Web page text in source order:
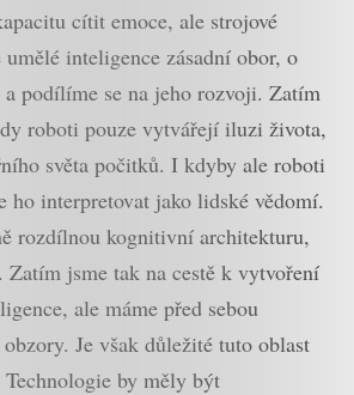
cítit emoce, ale strojové
inteligence zásadní obor, o
podílíme se na jeho rozvoji. Zatím
roboti pouze vytvářejí iluzi života,
světa počitků. I kdyby ale roboti
ho interpretovat jako lidské vědomí.
rozdílnou kognitivní architekturu,
Zatím jsme tak na cestě k vytvoření
ale máme před sebou
Je však důležité tuto oblast
by měly být